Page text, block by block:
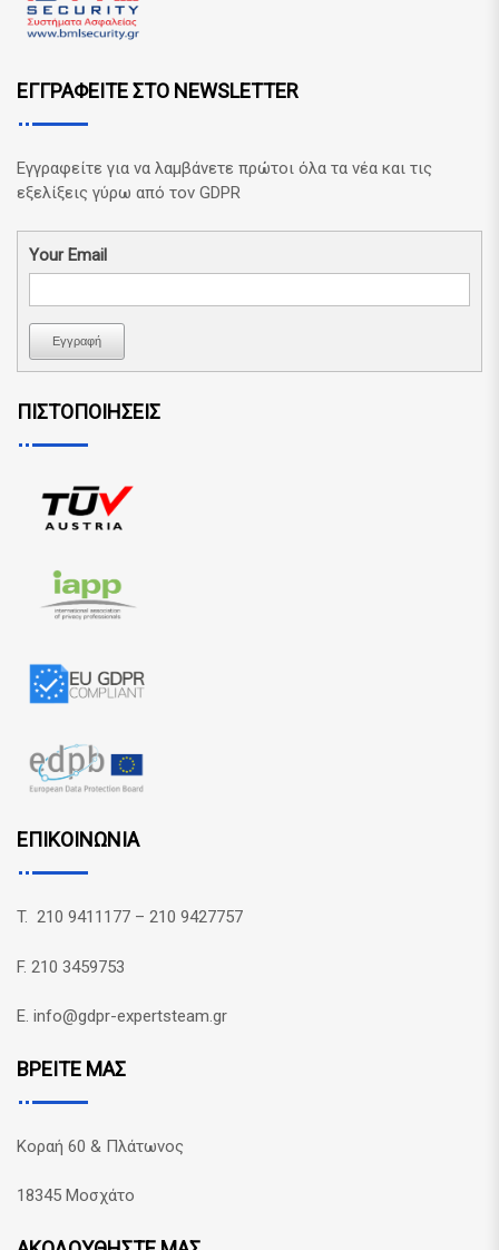
ΕΓΓΡΑΦΕΙΤΕ ΣΤΟ NEWSLETTER
Εγγραφείτε για να λαμβάνετε πρώτοι όλα τα νέα και τις
εξελίξεις γύρω από τον GDPR
Your Email
Εγγραφή
ΠΙΣΤΟΠΟΙΗΣΕΙΣ
ΕΠΙΚΟΙΝΩΝΙΑ
T. 210 9411177 – 210 9427757
F. 210 3459753
E. info@gdpr-expertsteam.gr
ΒΡΕΙΤΕ ΜΑΣ
Κοραή 60 & Πλάτωνος
18345 Μοσχάτο